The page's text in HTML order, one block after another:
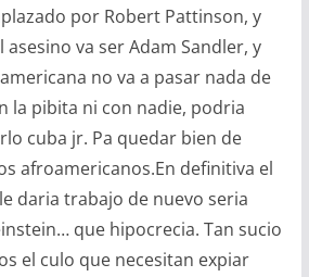
por Robert Pattinson, y
asesino va ser Adam Sandler, y
no va a pasar nada de
la pibita ni con nadie, podria
cuba jr. Pa quedar bien de
afroamericanos.En definitiva el
daria trabajo de nuevo seria
que hipocrecia. Tan sucio
el culo que necesitan expiar